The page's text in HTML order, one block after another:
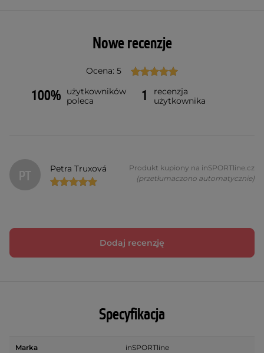
Nowe recenzje
Ocena: 5
100%
użytkowników
poleca
1
recenzja
użytkownika
PT Petra Truxová
Produkt kupiony na inSPORTline.cz
(przetłumaczono automatycznie)
Dodaj recenzję
Specyfikacja
Marka inSPORTline